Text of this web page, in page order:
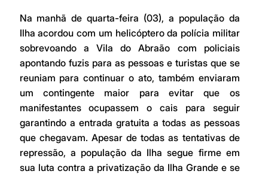
Na manhã de quarta-feira (03), a população da
Ilha acordou com um helicóptero da polícia militar
sobrevoando a Vila do Abraão com policiais
apontando fuzis para as pessoas e turistas que se
reuniam para continuar o ato, também enviaram
um contingente maior para evitar que os
manifestantes ocupassem o cais para seguir
garantindo a entrada gratuita a todas as pessoas
que chegavam. Apesar de todas as tentativas de
repressão, a população da Ilha segue firme em
sua luta contra a privatização da Ilha Grande e se